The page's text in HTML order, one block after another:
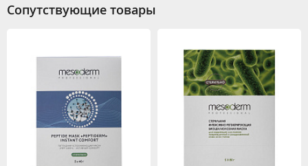
Сопутствующие товары